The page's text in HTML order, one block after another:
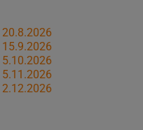
20.8.2026
15.9.2026
5.10.2026
5.11.2026
2.12.2026